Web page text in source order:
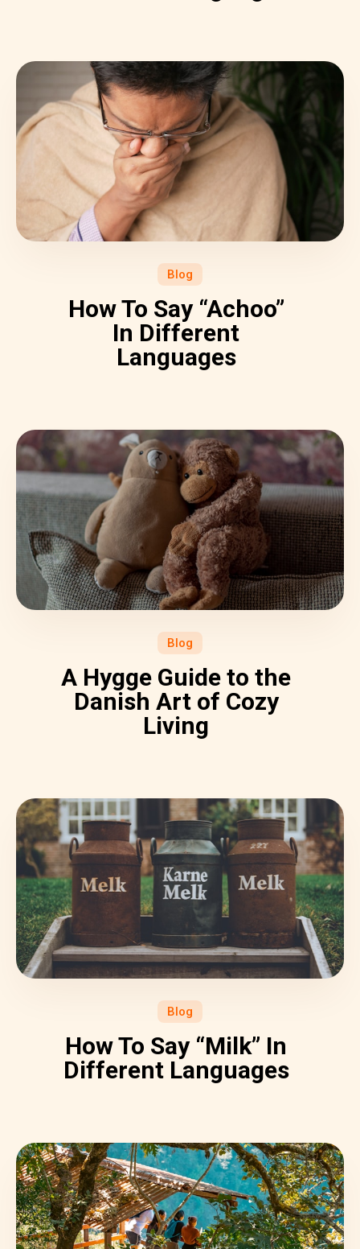
Blog
How To Say “Achoo”
In Different
Languages
Blog
A Hygge Guide to the
Danish Art of Cozy
Living
Blog
How To Say “Milk” In
Different Languages